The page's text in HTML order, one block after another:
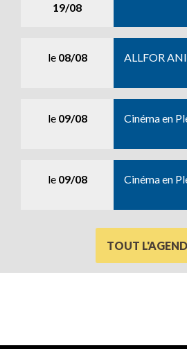
19/08
le 08/08 ALLFOR
le 09/08 Cinéma en
le 09/08 Cinéma en
TOUT